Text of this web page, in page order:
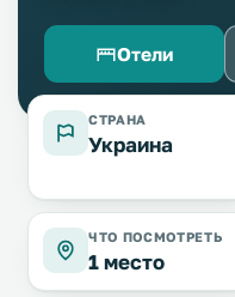
Отели
СТРАНА
Украина
ЧТО ПОСМОТРЕТЬ
1 место